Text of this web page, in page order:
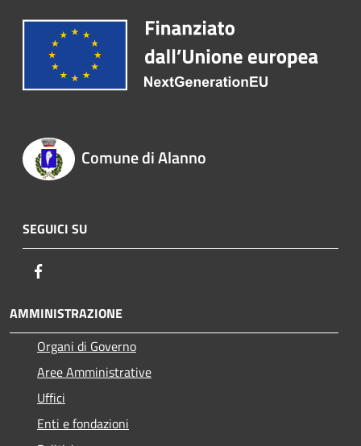
Comune di Alanno
SEGUICI SU
AMMINISTRAZIONE
Organi di Governo
Aree Amministrative
Uffici
Enti e fondazioni